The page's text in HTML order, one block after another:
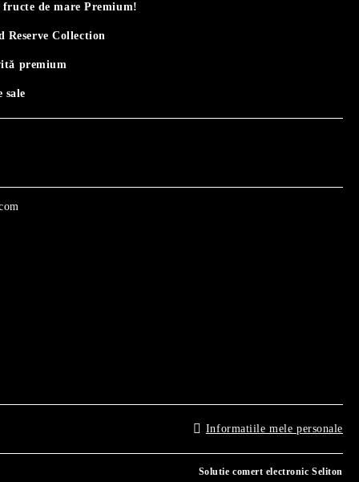
fructe de mare Premium!
Reserve Collection
premium
sale
Informatiile mele personale
Solutie comert electronic Seliton